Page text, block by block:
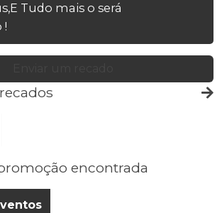
Tudo mais o será
!
encontrada